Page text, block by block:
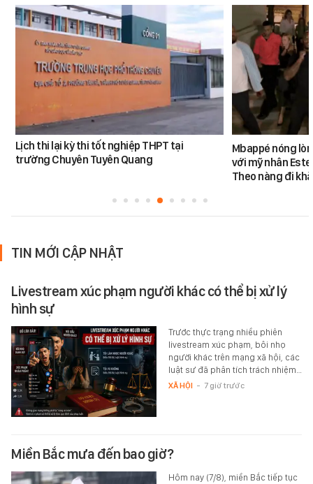
Lịch thi lại kỳ thi tốt nghiệp THPT tại
trường Chuyên Tuyên Quang
Mbappé nóng
với mỹ nhân
Theo nàng đi
TIN MỚI CẬP NHẬT
Livestream xúc phạm người khác có thể bị xử lý
hình sự
Trước thực trạng nhiều phiên
livestream xúc phạm, bôi nhọ
người khác trên mạng xã hội, các
luật sư đã phân tích trách nhiệm…
XÃ HỘI - 7 giờ trước
Miền Bắc mưa đến bao giờ?
Hôm nay (7/8), miền Bắc tiếp tục